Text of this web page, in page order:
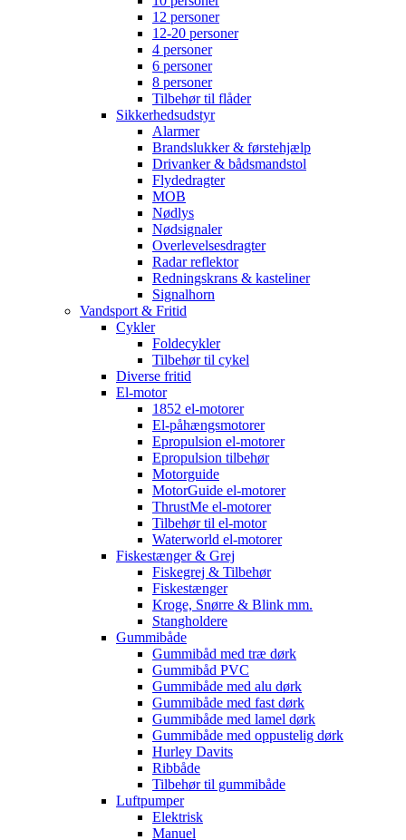
12 personer
12-20 personer
4 personer
6 personer
8 personer
Tilbehør til flåder
Sikkerhedsudstyr
Alarmer
Brandslukker & førstehjælp
Drivanker & bådsmandstol
Flydedragter
MOB
Nødlys
Nødsignaler
Overlevelsesdragter
Radar reflektor
Redningskrans & kasteliner
Signalhorn
Vandsport & Fritid
Cykler
Foldecykler
Tilbehør til cykel
Diverse fritid
El-motor
1852 el-motorer
El-påhængsmotorer
Epropulsion el-motorer
Epropulsion tilbehør
Motorguide
MotorGuide el-motorer
ThrustMe el-motorer
Tilbehør til el-motor
Waterworld el-motorer
Fiskestænger & Grej
Fiskegrej & Tilbehør
Fiskestænger
Kroge, Snørre & Blink mm.
Stangholdere
Gummibåde
Gummibåd med træ dørk
Gummibåd PVC
Gummibåde med alu dørk
Gummibåde med fast dørk
Gummibåde med lamel dørk
Gummibåde med oppustelig dørk
Hurley Davits
Ribbåde
Tilbehør til gummibåde
Luftpumper
Elektrisk
Manuel